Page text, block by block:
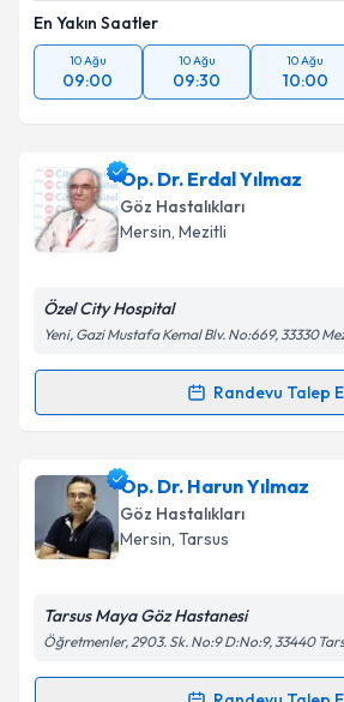
En Yakın Saatler
10 Ağu
09:00
10 Ağu
09:30
10 Ağu
10:00
Op. Dr. Erdal Yılmaz
Göz Hastalıkları
Mersin, Mezitli
Özel City Hospital
Yeni, Gazi Mustafa Kemal Blv. No:669, 33330
Randevu Talep
Randevu Takvimi Talebi
Op. Dr. Erdal Yılmaziçin
oluşturun. Size bu uzmandan
takvim hazırlandığında e-posta ile
Op. Dr. Harun Yılmaz
Göz Hastalıkları
Mersin, Tarsus
Tarsus Maya Göz Hastanesi
Öğretmenler, 2903. Sk. No:9 D:No:9, 33440